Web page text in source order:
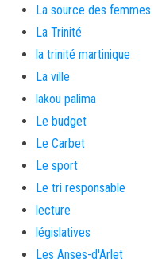
La source des femmes
La Trinité
la trinité martinique
La ville
lakou palima
Le budget
Le Carbet
Le sport
Le tri responsable
lecture
législatives
Les Anses-d'Arlet